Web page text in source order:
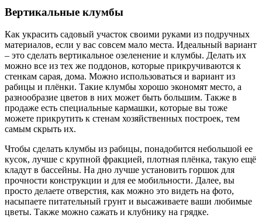
Вертикальные клумбы
Как украсить садовый участок своими руками из подручных
материалов, если у вас совсем мало места. Идеальный вариант
– это сделать вертикальное озеленение и клумбы. Делать их
можно все из тех же поддонов, которые прикручиваются к
стенкам сарая, дома. Можно использоваться и вариант из
рабицы и плёнки. Такие клумбы хорошо экономят место, а
разнообразие цветов в них может быть большим. Также в
продаже есть специальные кармашки, которые вы тоже
можете прикрутить к стенам хозяйственных построек, тем
самым скрыть их.
Чтобы сделать клумбы из рабицы, понадобится небольшой ее
кусок, лучше с крупной фракцией, плотная плёнка, такую ещё
кладут в бассейны. На дно лучше установить горшок для
прочности конструкции и для ее мобильности. Далее, вы
просто делаете отверстия, как можно это видеть на фото,
насыпаете питательный грунт и высаживаете ваши любимые
цветы. Также можно сажать и клубнику на грядке.